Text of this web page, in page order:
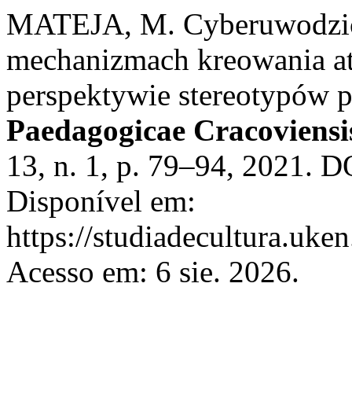
MATEJA, M.
mechanizmach kreowania
perspektywie stereotypów
Paedagogicae
13, n. 1, p. 79–94, 2021.
Disponível em:
https://
Acesso em: 6 sie. 2026.